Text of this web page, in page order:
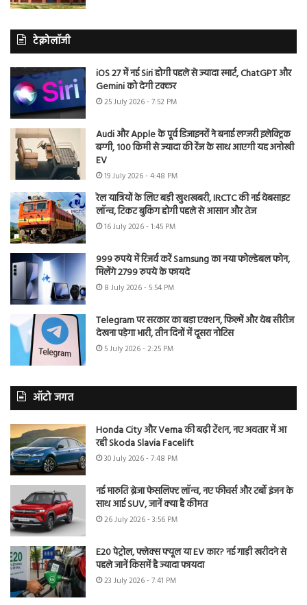
टेक्नोलॉजी
iOS 27 में नई Siri होगी पहले से ज्यादा स्मार्ट, ChatGPT और
Gemini को देगी टक्कर
25 July 2026 - 7:52 PM
Audi और Apple के पूर्व डिजाइनरों ने बनाई लग्जरी इलेक्ट्रिक
बग्गी, 100 किमी से ज्यादा की रेंज के साथ आएगी यह अनोखी
EV
19 July 2026 - 4:48 PM
रेल यात्रियों के लिए बड़ी खुशखबरी, IRCTC की नई वेबसाइट
लॉन्च, टिकट बुकिंग होगी पहले से आसान और तेज
16 July 2026 - 1:45 PM
999 रुपये में रिजर्व करें Samsung का नया फोल्डेबल फोन,
मिलेंगे 2799 रुपये के फायदे
8 July 2026 - 5:54 PM
Telegram पर सरकार का बड़ा एक्शन, फिल्में और वेब सीरीज
देखना पड़ेगा भारी, तीन दिनों में दूसरा नोटिस
5 July 2026 - 2:25 PM
ऑटो जगत
Honda City और Verna की बढ़ी टेंशन, नए अवतार में आ
रही Skoda Slavia Facelift
30 July 2026 - 7:48 PM
नई मारुति ब्रेजा फेसलिफ्ट लॉन्च, नए फीचर्स और टर्बो इंजन के
साथ आई SUV, जानें क्या है कीमत
26 July 2026 - 3:56 PM
E20 पेट्रोल, फ्लेक्स फ्यूल या EV कार? नई गाड़ी खरीदने से
पहले जानें किसमें है ज्यादा फायदा
23 July 2026 - 7:41 PM